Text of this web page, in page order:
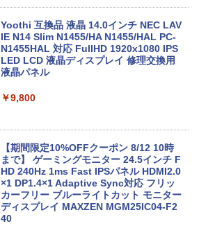
￥21,800
【★最大100%ポイント】【新生活応援・
HD】富士通 LIFEBOOK U939/第8世代 C
SB-C/USB3.1/パソコン 中古PC 中古ノー
トパソコン Windows11
￥25,800
ノートパソコン 新品 14インチ Office搭
￥46,248
Office2024付き デスクトップPC デスク
トップ パソコン ビジネス 第14世代 core
SSD 128GB～2TB メモリ8GB～32GB 2
み
￥45,700
★レノボ / Lenovo ThinkCentre M70q
Tiny Gen 5 12TES7DK00 (Windows 11
Yoothi 互換品 液晶 14.0インチ NEC LAV
IE N14 Slim N1455/HA N1455/HAL PC-
N1455HAL 対応 FullHD 1920x1080 IPS
LED LCD 液晶ディスプレイ 修理交換用
液晶パネル
￥9,800
【期間限定10%OFFクーポン 8/12 10時
まで】 ゲーミングモニター 24.5インチ F
HD 240Hz 1ms Fast IPSパネル HDMI2.0
×1 DP1.4×1 Adaptive Sync対応 フリッ
カーフリー ブルーライトカット モニター
ディスプレイ MAXZEN MGM25IC04-F2
40